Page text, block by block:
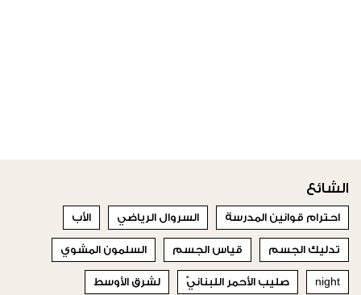
الشائع
احترام قوانين المدرسة السروال الرياضي الأب
تدليك الجسم قياس الجسم السلمون المشوي
night صليب الأحمر اللبنانيّ لشرق الأوسط